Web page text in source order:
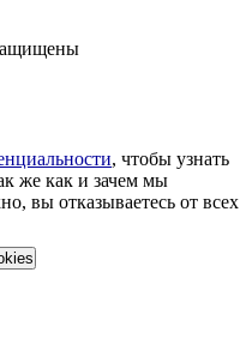
, чтобы узнать
же как и зачем мы
вы отказываетесь от всех